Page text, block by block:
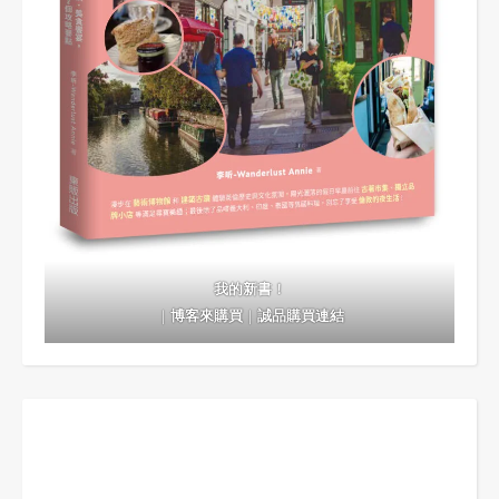
我的新書！
｜博客來購買｜誠品購買連結